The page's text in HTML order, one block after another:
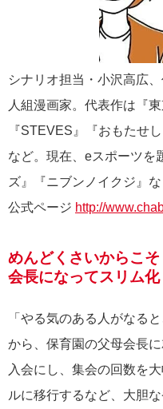
シナリオ担当・小沢高広
人組漫画家。代表作は『
『STEVES』『おもたせ
など。現在、eスポーツを
ズ』『ニブンノイクジ』な
公式ページ http://
めんどくさいからこそ
会長になってスリム化
「やる気のある人がなる
から、保育園の父母会長
入会にし、集会の回数を
ルに移行するなど、大胆